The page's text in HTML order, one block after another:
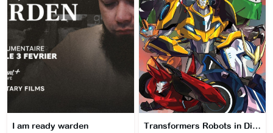
I am ready warden Transformers Robots in Disguise : Mission secrète